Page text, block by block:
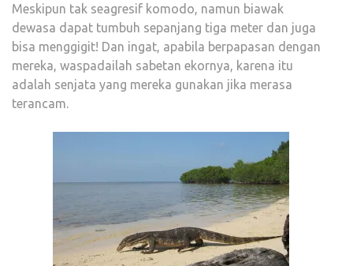
Meskipun tak seagresif komodo, namun biawak
dewasa dapat tumbuh sepanjang tiga meter dan juga
bisa menggigit! Dan ingat, apabila berpapasan dengan
mereka, waspadailah sabetan ekornya, karena itu
adalah senjata yang mereka gunakan jika merasa
terancam.